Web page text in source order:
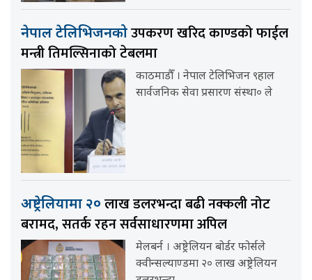
नेपाल टेलिभिजनकोउपकरण खरिद काण्डको फाईल
मन्त्री तिमल्सिनाको टेबलमा
काठमाडौँ । नेपाल टेलिभिजन ९हाल
सार्वजनिक सेवा प्रसारण संस्था० ले
अष्ट्रेलियामा २० लाख डलरभन्दा बढी नक्कली नोट
बरामद, सतर्क रहन सर्वसाधारणमा अपिल
मेलबर्न । अष्ट्रेलियन बोर्डर फोर्सले
क्वीन्सल्याण्डमा २० लाख अष्ट्रेलियन